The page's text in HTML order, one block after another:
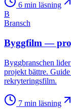
6 min läsning
B
Bransch
Byggfilm —
Byggbranschen
projekt bättre.
rekryteringsfilm.
7 min läsning